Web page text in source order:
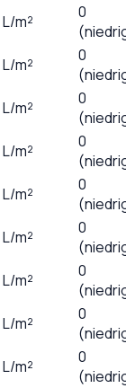
L/m²
0
L/m²
0
L/m²
0
L/m²
0
L/m²
0
L/m²
0
L/m²
0
L/m²
0
L/m²
0